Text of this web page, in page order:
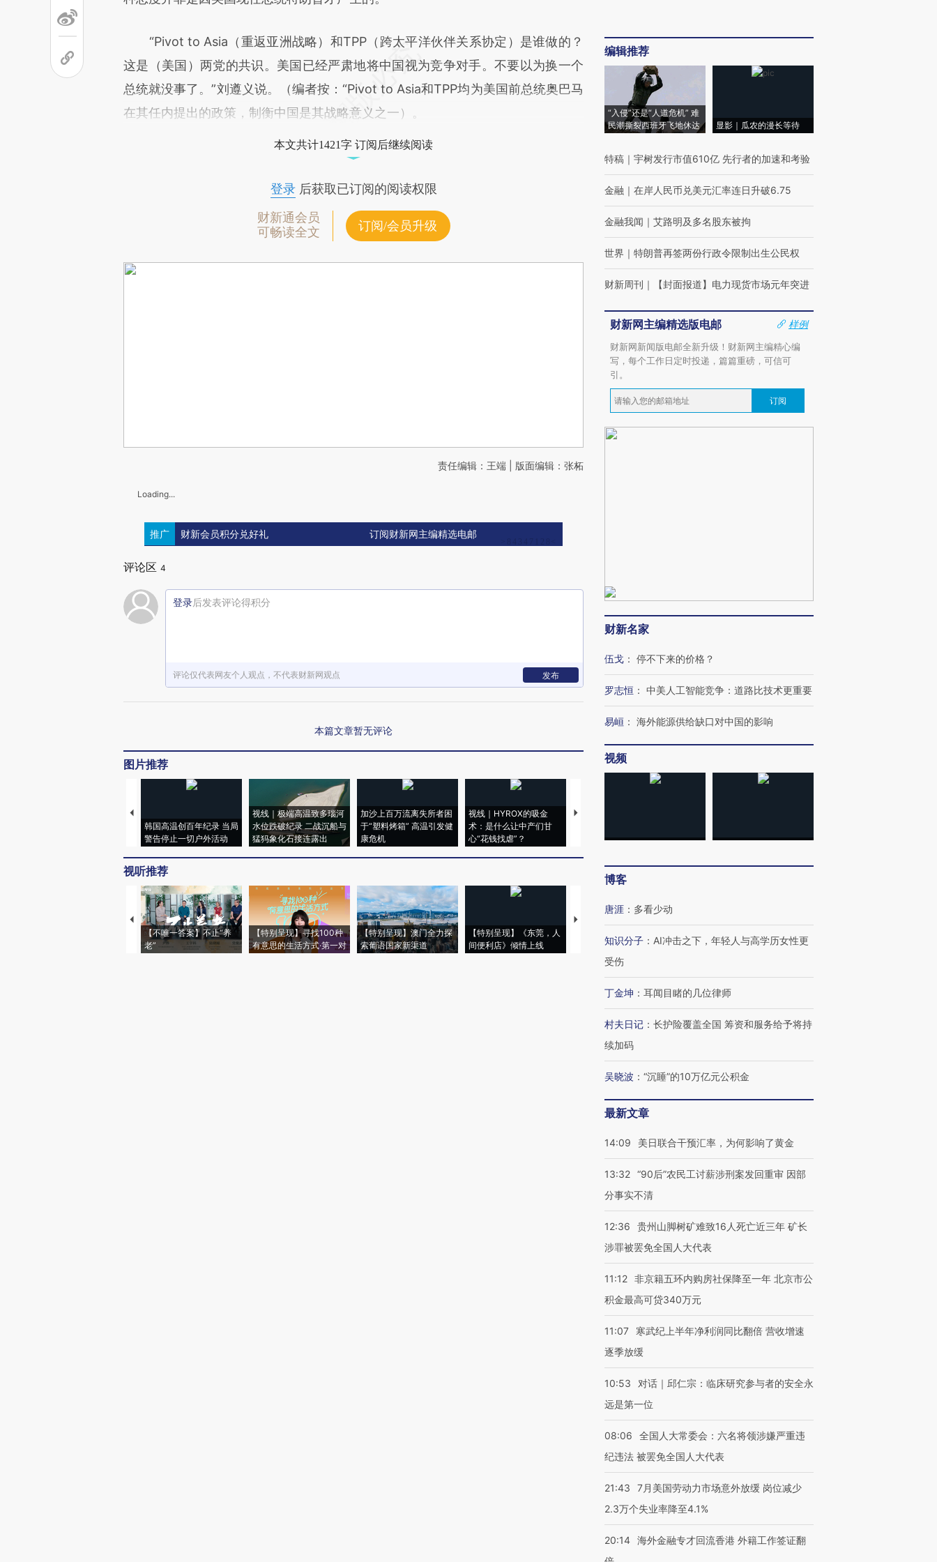
“Pivot to Asia（重返亚洲战略）和TPP（跨太平洋伙伴关系协定）是谁做的？
这是（美国）两党的共识。美国已经严肃地将中国视为竞争对手。不要以为换一个
总统就没事了。”刘遵义说。（编者按：“Pivot to Asia和TPP均为美国前总统奥巴马
在其任内提出的政策，制衡中国是其战略意义之一）。
本文共计1421字 订阅后继续阅读
登录后获取已订阅的阅读权限
财新通会员
可畅读全文
订阅/会员升级
责任编辑：王端 | 版面编辑：张柘
Loading...
推广 财新会员积分兑好礼 订阅财新网主编精选电邮
评论区 4
登录后发表评论得积分
评论仅代表网友个人观点，不代表财新网观点 发布
本篇文章暂无评论
图片推荐
韩国高温创百年纪录 当局
警告停止一切户外活动
视线｜极端高温致多瑙河
水位跌破纪录 二战沉船与
猛犸象化石接连露出
加沙上百万流离失所者困
于“塑料烤箱” 高温引发健
康危机
视线｜HYROX的吸金
术：是什么让中产们甘
心“花钱找虐”？
马航飞行员跨国走私7万
育部长拱下台
飞地休达
视听推荐
【不唯一答案】不止“养
老”
【特别呈现】寻找100种
有意思的生活方式·第一对
【特别呈现】澳门全力探
索葡语国家新渠道
【特别呈现】《东莞，人
间便利店》倾情上线
【推广】走进第四届链博
有意思的生活方式·第三对
住三大增长引擎是什么？
编辑推荐
“入侵”还是“人道危机” 难
民潮撕裂西班牙飞地休达
显影｜瓜农的漫长等待
特稿 ｜ 宇树发行市值610亿 先行者的加速和考验
金融 ｜ 在岸人民币兑美元汇率连日升破6.75
金融我闻 ｜ 艾路明及多名股东被拘
世界 ｜ 特朗普再签两份行政令限制出生公民权
财新周刊 ｜ 【封面报道】电力现货市场元年突进
财新网主编精选版电邮
样例
财新网新闻版电邮全新升级！财新网主编精心编
写，每个工作日定时投递，篇篇重磅，可信可
引。
订阅
财新名家
伍戈 ： 停不下来的价格？
罗志恒 ： 中美人工智能竞争：道路比技术更重要
易峘 ： 海外能源供给缺口对中国的影响
视频
博客
唐涯 ： 多看少动
知识分子 ： AI冲击之下，年轻人与高学历女性更
受伤
丁金坤 ： 耳闻目睹的几位律师
村夫日记 ： 长护险覆盖全国 筹资和服务给予将持
续加码
吴晓波 ： “沉睡”的10万亿元公积金
最新文章
14:09 美日联合干预汇率，为何影响了黄金
13:32 “90后”农民工讨薪涉刑案发回重审 因部
分事实不清
12:36
贵州山脚树矿难致16人死亡近三年 矿长
涉罪被罢免全国人大代表
11:12 非京籍五环内购房社保降至一年 北京市公
积金最高可贷340万元
11:07
寒武纪上半年净利润同比翻倍 营收增速
逐季放缓
10:53
对话｜邱仁宗：临床研究参与者的安全永
远是第一位
08:06
全国人大常委会：六名将领涉嫌严重违
纪违法 被罢免全国人大代表
21:43
7月美国劳动力市场意外放缓 岗位减少
2.3万个失业率降至4.1%
20:14 海外金融专才回流香港 外籍工作签证翻